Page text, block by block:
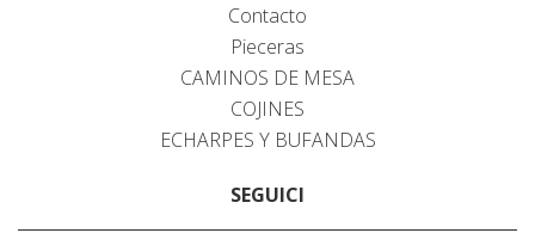
Contacto
Pieceras
CAMINOS DE MESA
COJINES
ECHARPES Y BUFANDAS
SEGUICI